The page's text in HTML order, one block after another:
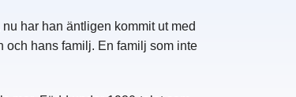
har han äntligen kommit ut med
och hans familj. En familj som inte